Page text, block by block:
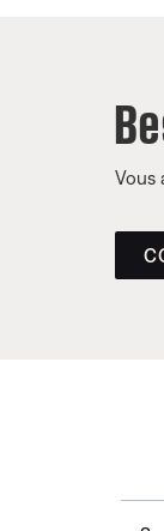
Vous